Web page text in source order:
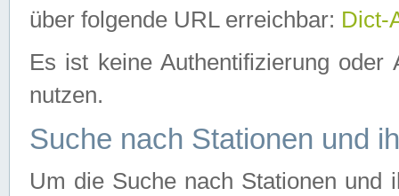
über folgende URL erreichbar: Dict-
Es ist keine Authentifizierung
nutzen.
Suche nach Stationen und
Um die Suche nach Stationen und